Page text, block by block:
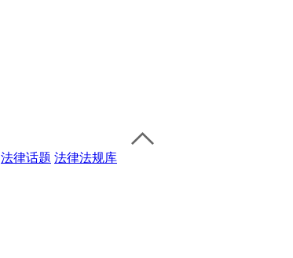
法律话题 法律法规库